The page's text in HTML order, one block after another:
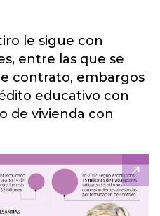
le sigue con
entre las que se
contrato, embargos
educativo con
de vivienda con